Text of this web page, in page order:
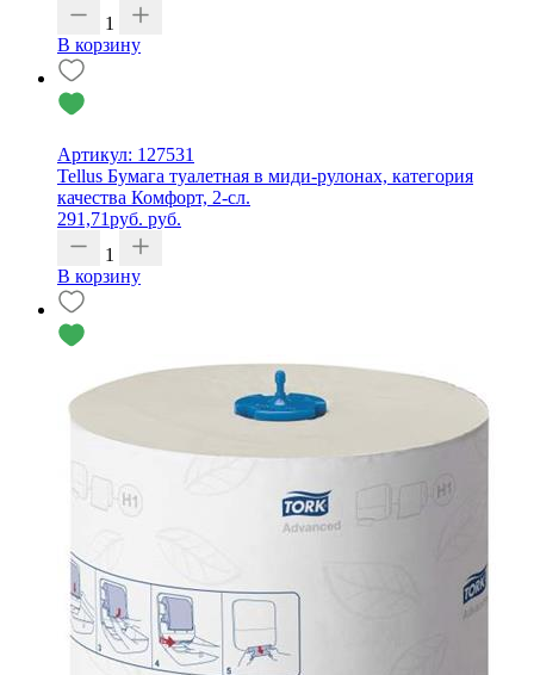
1
В корзину
Артикул: 127531
Tellus Бумага туалетная в миди-рулонах, категория
качества Комфорт, 2-сл.
291,71руб. руб.
1
В корзину